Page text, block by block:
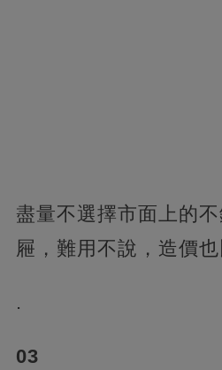
盡量不選擇市面上的
屜，難用不說，造價也
.
03